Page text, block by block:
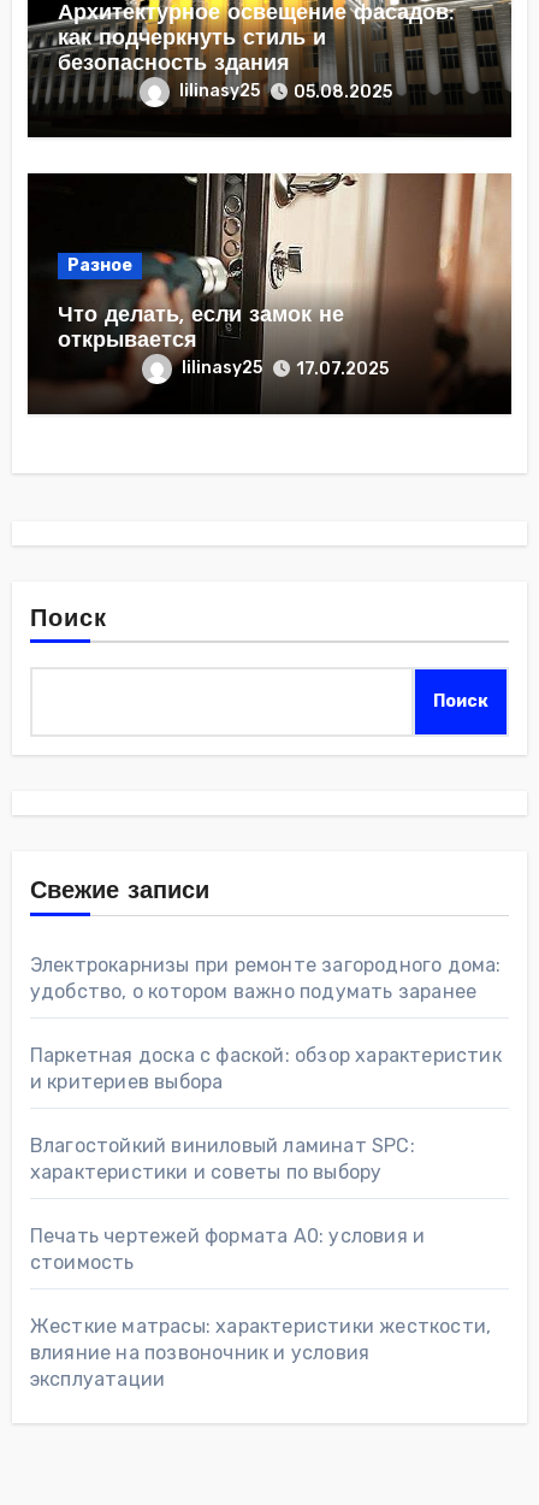
Архитектурное освещение фасадов:
как подчеркнуть стиль и
безопасность здания
lilinasy25 05.08.2025
Разное
Что делать, если замок не
открывается
lilinasy25 17.07.2025
Поиск
Поиск
Свежие записи
Электрокарнизы при ремонте загородного дома:
удобство, о котором важно подумать заранее
Паркетная доска с фаской: обзор характеристик
и критериев выбора
Влагостойкий виниловый ламинат SPC:
характеристики и советы по выбору
Печать чертежей формата А0: условия и
стоимость
Жесткие матрасы: характеристики жесткости,
влияние на позвоночник и условия
эксплуатации